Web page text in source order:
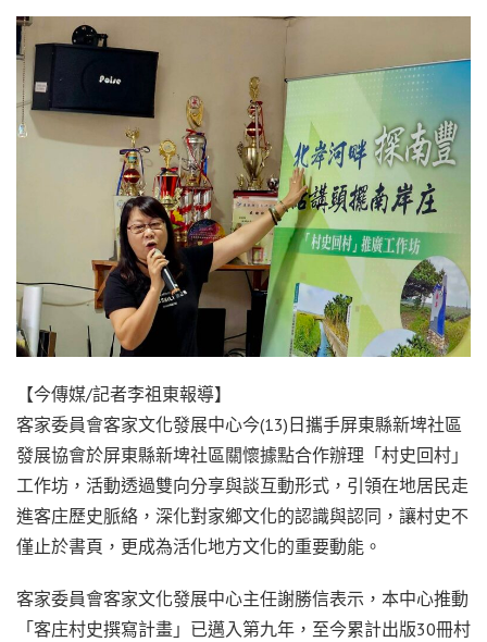
【今傳媒/記者李祖東報導】
客家委員會客家文化發展中心今(13)日攜手屏東縣新埤社區
發展協會於屏東縣新埤社區關懷據點合作辦理「村史回村」
工作坊，活動透過雙向分享與談互動形式，引領在地居民走
進客庄歷史脈絡，深化對家鄉文化的認識與認同，讓村史不
僅止於書頁，更成為活化地方文化的重要動能。
客家委員會客家文化發展中心主任謝勝信表示，本中心推動
「客庄村史撰寫計畫」已邁入第九年，至今累計出版30冊村